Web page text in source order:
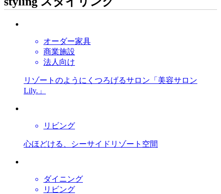
オーダー家具
商業施設
法人向け
リゾートのようにくつろげるサロン「美容サロン
Lily.」
リビング
心ほどける、シーサイドリゾート空間
ダイニング
リビング